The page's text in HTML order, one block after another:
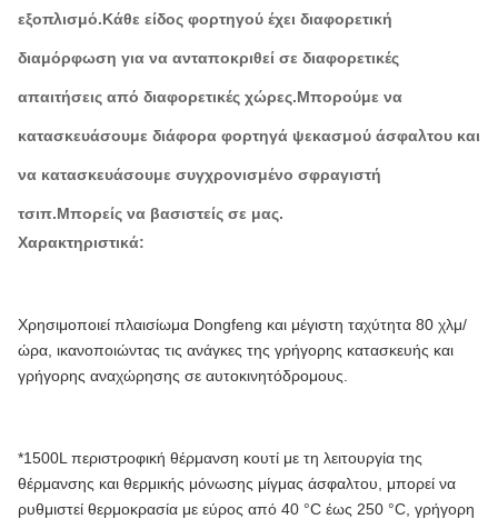
εξοπλισμό.Κάθε είδος φορτηγού έχει διαφορετική
διαμόρφωση για να ανταποκριθεί σε διαφορετικές
απαιτήσεις από διαφορετικές χώρες.Μπορούμε να
κατασκευάσουμε διάφορα φορτηγά ψεκασμού άσφαλτου και
να κατασκευάσουμε συγχρονισμένο σφραγιστή
τσιπ.Μπορείς να βασιστείς σε μας.
Χαρακτηριστικά:
Χρησιμοποιεί πλαισίωμα Dongfeng και μέγιστη ταχύτητα 80 χλμ/
ώρα, ικανοποιώντας τις ανάγκες της γρήγορης κατασκευής και
γρήγορης αναχώρησης σε αυτοκινητόδρομους.
*1500L περιστροφική θέρμανση κουτί με τη λειτουργία της
θέρμανσης και θερμικής μόνωσης μίγμας άσφαλτου, μπορεί να
ρυθμιστεί θερμοκρασία με εύρος από 40 °C έως 250 °C, γρήγορη